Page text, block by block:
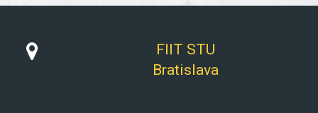
FIIT STU
Bratislava